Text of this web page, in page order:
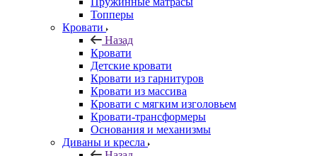
Топперы
Кровати
Назад
Кровати
Детские кровати
Кровати из гарнитуров
Кровати из массива
Кровати с мягким изголовьем
Кровати-трансформеры
Основания и механизмы
Диваны и кресла